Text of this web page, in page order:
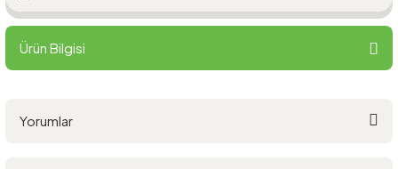
Ürün Bilgisi
Yorumlar